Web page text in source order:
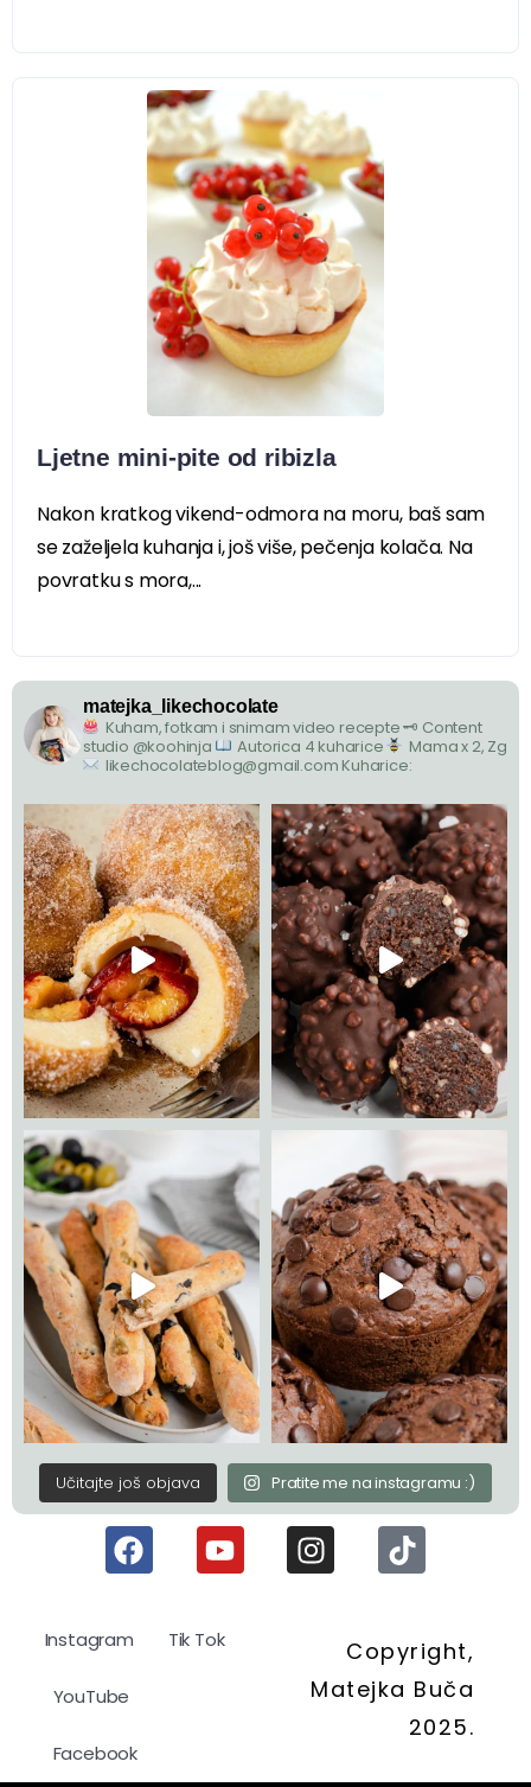
Ljetne mini-pite od ribizla
Nakon kratkog vikend-odmora na moru, baš sam
se zaželjela kuhanja i, još više, pečenja kolača. Na
povratku s mora,...
matejka_likechocolate
Kuham, fotkam i snimam video recepte🗝 Content
studio @koohinja
Autorica 4 kuharice
Mama x 2, Zg
likechocolateblog@gmail.com Kuharice:
Učitajte još objava Pratite me na instagramu :)
Instagram Tik Tok
YouTube
Facebook
Copyright,
Matejka Buča
2025.